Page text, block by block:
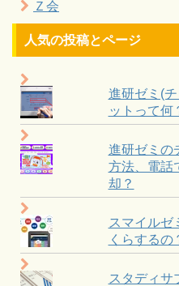
Ｚ会
人気の投稿とページ
進研ゼミ(
ットって何
進研ゼミの
方法、電話
却？
スマイルゼ
くらするの
スタディサ